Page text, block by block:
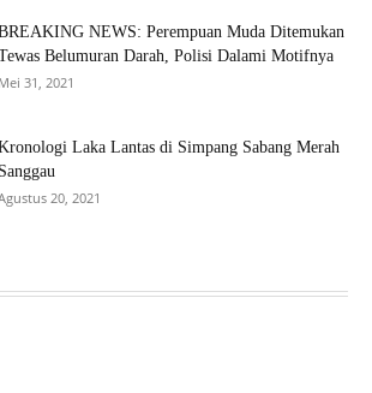
NEWS: Perempuan Muda Ditemukan
Belumuran Darah, Polisi Dalami Motifnya
Mei 31, 2021
Laka Lantas di Simpang Sabang Merah
Sanggau
20, 2021